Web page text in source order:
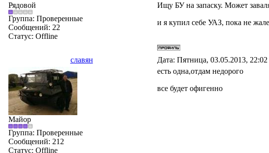
Рядовой
Группа: Проверенные
Сообщений: 22
Статус: Offline
Ищу БУ на запаску. Может
и я купил себе УАЗ, пока не
славян Дата: Пятница, 03.05.2013,
Майор
Группа: Проверенные
Сообщений: 212
Статус: Offline
есть одна,отдам недорого
все будет офигенно